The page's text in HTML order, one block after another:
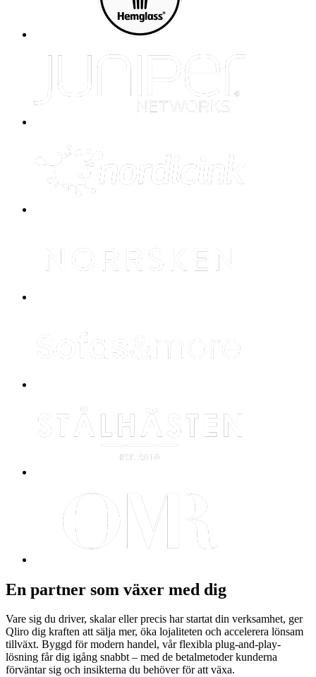
En partner som växer med dig
Vare sig du driver, skalar eller precis har startat din verksamhet, ger
Qliro dig kraften att sälja mer, öka lojaliteten och accelerera lönsam
tillväxt. Byggd för modern handel, vår flexibla plug-and-play-
lösning får dig igång snabbt – med de betalmetoderkunderna
förväntar sig och insikterna du behöver för att växa.